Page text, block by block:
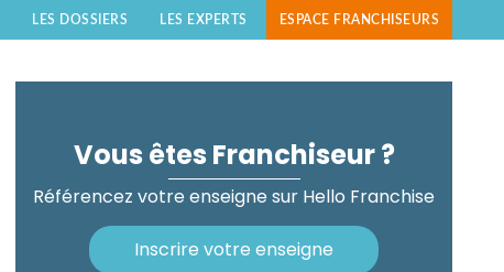
LES DOSSIERS LES EXPERTS ESPACE FRANCHISEURS
Vous êtes Franchiseur ?
Référencez votre enseigne sur Hello Franchise
Inscrire votre enseigne